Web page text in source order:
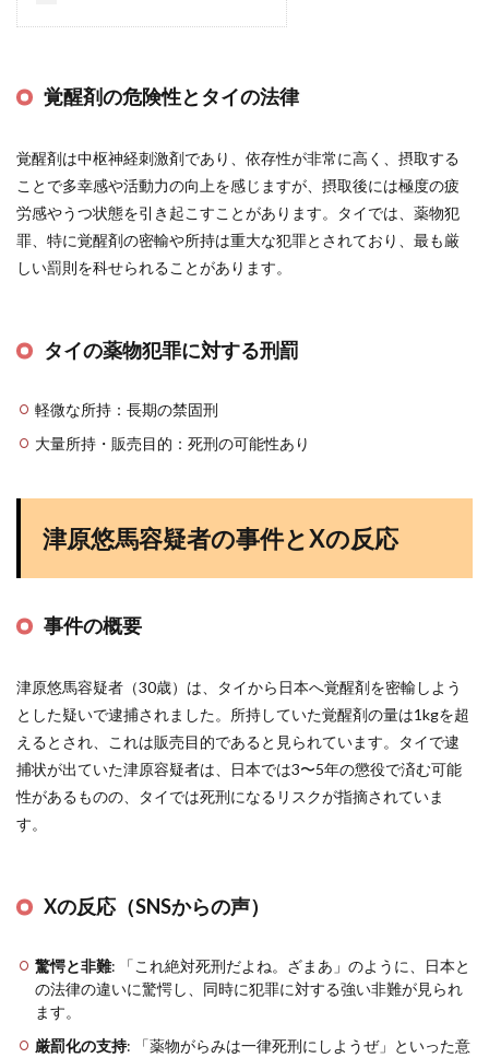
覚醒剤の危険性とタイの法律
覚醒剤は中枢神経刺激剤であり、依存性が非常に高く、摂取する
ことで多幸感や活動力の向上を感じますが、摂取後には極度の疲
労感やうつ状態を引き起こすことがあります。タイでは、薬物犯
罪、特に覚醒剤の密輸や所持は重大な犯罪とされており、最も厳
しい罰則を科せられることがあります。
タイの薬物犯罪に対する刑罰
軽微な所持：長期の禁固刑
大量所持・販売目的：死刑の可能性あり
津原悠馬容疑者の事件とXの反応
事件の概要
津原悠馬容疑者（30歳）は、タイから日本へ覚醒剤を密輸しよう
とした疑いで逮捕されました。所持していた覚醒剤の量は1kgを超
えるとされ、これは販売目的であると見られています。タイで逮
捕状が出ていた津原容疑者は、日本では3〜5年の懲役で済む可能
性があるものの、タイでは死刑になるリスクが指摘されていま
す。
Xの反応（SNSからの声）
驚愕と非難: 「これ絶対死刑だよね。ざまあ」のように、日本と
の法律の違いに驚愕し、同時に犯罪に対する強い非難が見られ
ます。
厳罰化の支持: 「薬物がらみは一律死刑にしようぜ」といった意